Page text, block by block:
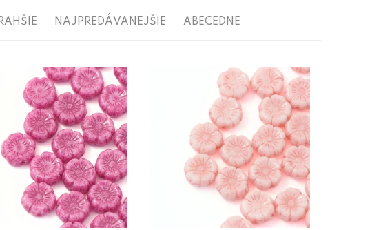
NAJPREDÁVANEJŠIE ABECEDNE